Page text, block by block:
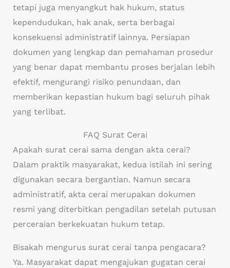
tetapi juga menyangkut hak hukum, status
kependudukan, hak anak, serta berbagai
konsekuensi administratif lainnya. Persiapan
dokumen yang lengkap dan pemahaman prosedur
yang benar dapat membantu proses berjalan lebih
efektif, mengurangi risiko penundaan, dan
memberikan kepastian hukum bagi seluruh pihak
yang terlibat.
FAQ Surat Cerai
Apakah surat cerai sama dengan akta cerai?
Dalam praktik masyarakat, kedua istilah ini sering
digunakan secara bergantian. Namun secara
administratif, akta cerai merupakan dokumen
resmi yang diterbitkan pengadilan setelah putusan
perceraian berkekuatan hukum tetap.
Bisakah mengurus surat cerai tanpa pengacara?
Ya. Masyarakat dapat mengajukan gugatan cerai